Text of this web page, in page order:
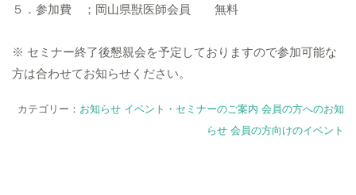
５．参加費 ；岡山県獣医師会員 無料
※ セミナー終了後懇親会を予定しておりますので参加可能な
方は合わせてお知らせください。
カテゴリー： お知らせ イベント・セミナーのご案内 会員の方へのお知
らせ 会員の方向けのイベント